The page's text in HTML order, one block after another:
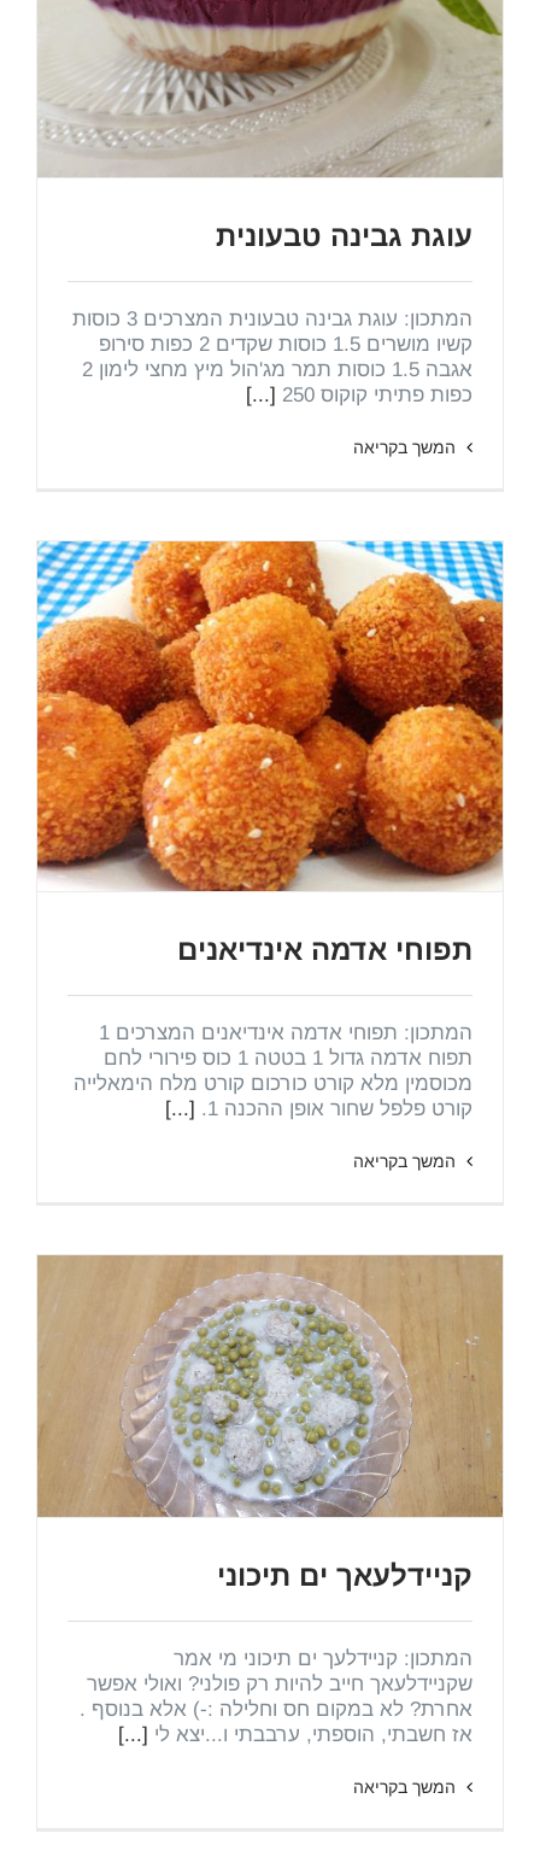
עוגת גבינה טבעונית
המתכון: עוגת גבינה טבעונית המצרכים 3 כוסות
קשיו מושרים 1.5 כוסות שקדים 2 כפות סירופ
אגבה 1.5 כוסות תמר מג'הול מיץ מחצי לימון 2
כפות פתיתי קוקוס 250
[...]
המשך בקריאה
תפוחי אדמה אינדיאנים
המתכון: תפוחי אדמה אינדיאנים המצרכים 1
תפוח אדמה גדול 1 בטטה 1 כוס פירורי לחם
מכוסמין מלא קורט כורכום קורט מלח הימאלייה
קורט פלפל שחור אופן ההכנה 1.
[...]
המשך בקריאה
קניידלעאך ים תיכוני
המתכון: קניידלעך ים תיכוני מי אמר
שקניידלעאך חייב להיות רק פולני? ואולי אפשר
אחרת? לא במקום חס וחלילה :-) אלא בנוסף .
אז חשבתי, הוספתי, ערבבתי ו...יצא לי [...]
המשך בקריאה